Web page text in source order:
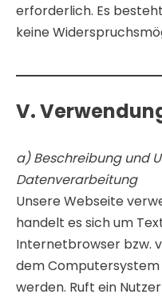
erforderlich. Es
keine
V.
a) Beschreibung und
Datenverarbeitung
Unsere Webseite
handelt es sich um
Internetbrowser bzw.
dem
werden. Ruft ein